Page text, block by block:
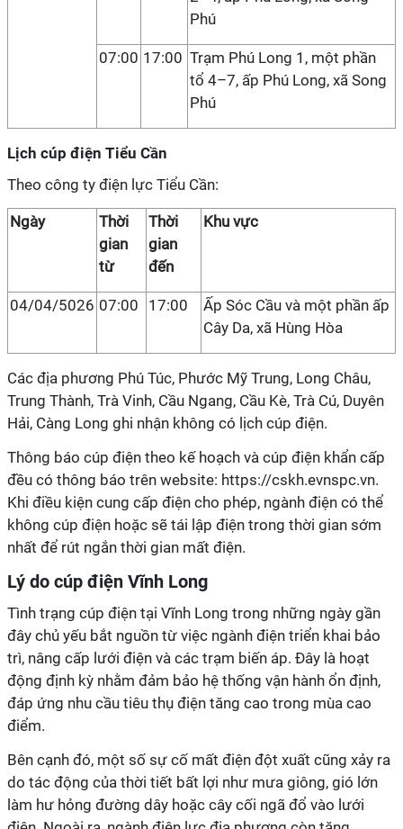
Phú
07:00 17:00 Trạm Phú Long 1, một phần
tổ 4–7, ấp Phú Long, xã Song
Phú
Lịch cúp điện Tiểu Cần
Theo công ty điện lực Tiểu Cần:
Ngày
Thời
gian
từ
Thời
gian
đến
Khu vực
04/04/5026 07:00 17:00
Ấp Sóc Cầu và một phần ấp
Cây Da, xã Hùng Hòa
Các địa phương Phú Túc, Phước Mỹ Trung, Long Châu,
Trung Thành, Trà Vinh, Cầu Ngang, Cầu Kè, Trà Cú, Duyên
Hải, Càng Long ghi nhận không có lịch cúp điện.
Thông báo cúp điện theo kế hoạch và cúp điện khẩn cấp
đều có thông báo trên website: https://cskh.evnspc.vn.
Khi điều kiện cung cấp điện cho phép, ngành điện có thể
không cúp điện hoặc sẽ tái lập điện trong thời gian sớm
nhất để rút ngắn thời gian mất điện.
Lý do cúp điện Vĩnh Long
Tình trạng cúp điện tại Vĩnh Long trong những ngày gần
đây chủ yếu bắt nguồn từ việc ngành điện triển khai bảo
trì, nâng cấp lưới điện và các trạm biến áp. Đây là hoạt
động định kỳ nhằm đảm bảo hệ thống vận hành ổn định,
đáp ứng nhu cầu tiêu thụ điện tăng cao trong mùa cao
điểm.
Bên cạnh đó, một số sự cố mất điện đột xuất cũng xảy ra
do tác động của thời tiết bất lợi như mưa giông, gió lớn
làm hư hỏng đường dây hoặc cây cối ngã đổ vào lưới